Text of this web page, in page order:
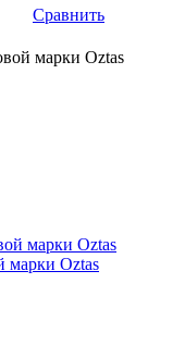
Сравнить
марки Оztas
марки Оztas